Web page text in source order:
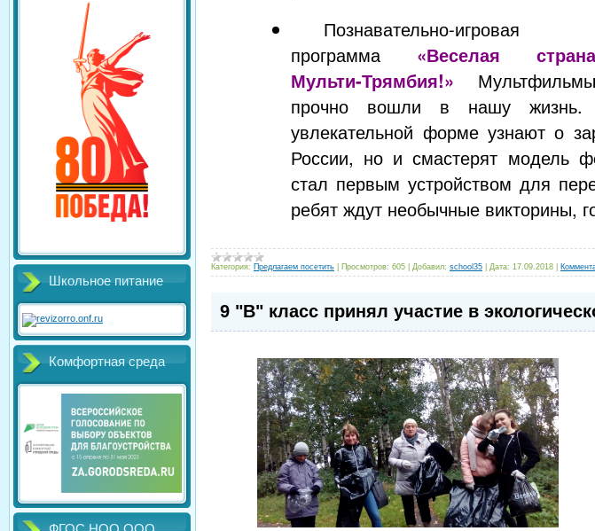
Школьное питание
Комфортная среда
Познавательно-игровая
программа «Веселая
Мульти-Трямбия!» Мультфильмы
прочно вошли в нашу жизнь.
увлекательной форме узнают о
России, но и смастерят модель
стал первым устройством для
ребят ждут необычные викторины,
Категория: Предлагаем посетить Просмотров: 605 Добавил: school35 Дата: 17.09.2018
9 "В" класс принял участие в